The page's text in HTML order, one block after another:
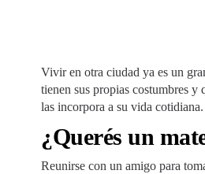
Vivir en otra ciudad ya es un
tienen sus propias costumbres
las incorpora a su vida cotidiana.
¿Querés un
Reunirse con un amigo para